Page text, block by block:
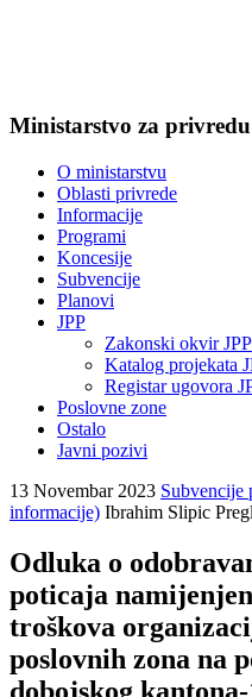
Ministarstvo za privredu
O ministarstvu
Oblasti privrede
Informacije
Programi
Koncesije
Subvencije
Planovi
JPP
Zakonski okvir JPP
Katalog projekata
Registar ugovora
Poslovne zone
Ostalo
Javni pozivi
13 Novembar 2023 Subvencije
informacije) Ibrahim Slipic
Odluka o
poticaja
troškova
poslovnih zona na
dobojskog kantona-